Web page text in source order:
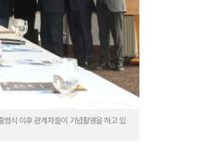
범식 이후 관계자들이 기념촬영을 하고 있